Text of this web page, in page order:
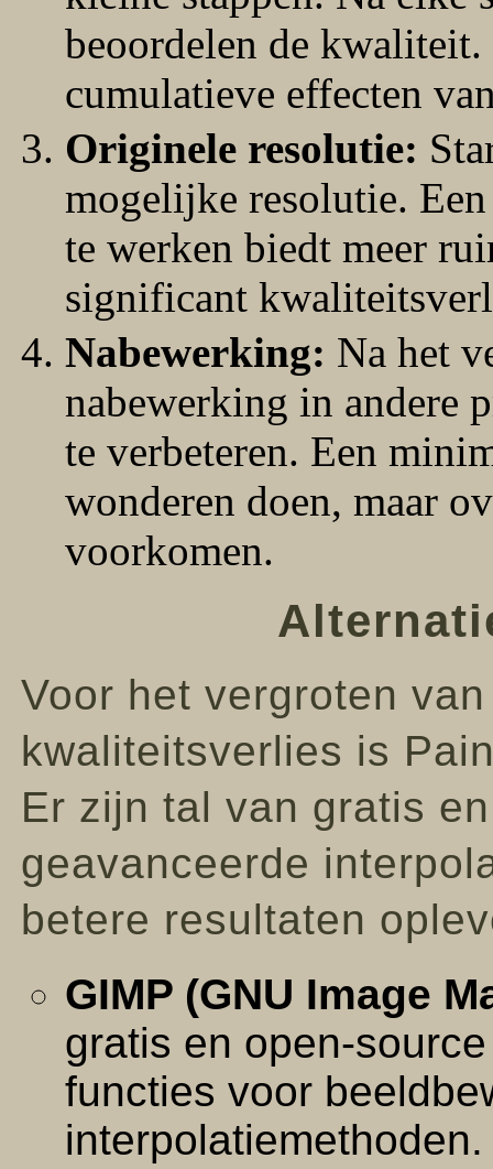
beoordelen de
cumulatieve effecten
Originele resolutie:
mogelijke resolutie.
te werken biedt meer
significant
Nabewerking: Na het
nabewerking in andere
te verbeteren. Een
wonderen doen, maar
voorkomen.
Voor het vergroten
kwaliteitsverlies is
Er zijn tal van gratis
geavanceerde
betere resultaten
GIMP (GNU Image
gratis en open-
functies voor
interpolatiemethoden.